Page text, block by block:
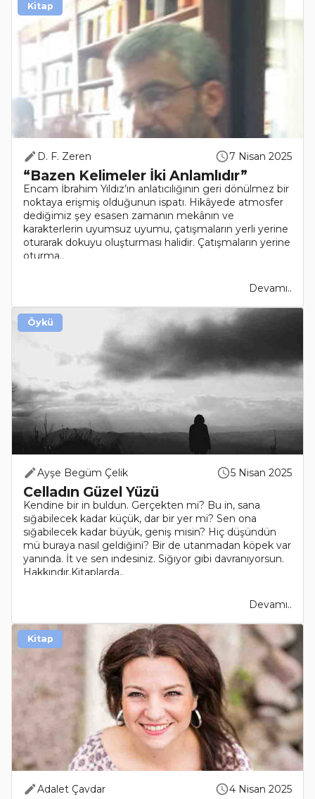
D. F. Zeren 7 Nisan 2025
“Bazen Kelimeler İki Anlamlıdır”
Encam İbrahim Yıldız’ın anlatıcılığının geri dönülmez bir
noktaya erişmiş olduğunun ispatı. Hikâyede atmosfer
dediğimiz şey esasen zamanın mekânın ve
karakterlerin uyumsuz uyumu, çatışmaların yerli yerine
oturarak dokuyu oluşturması halidir. Çatışmaların yerine
oturma..
Devamı..
Kitap
Ayşe Begüm Çelik 5 Nisan 2025
Celladın Güzel Yüzü
Kendine bir in buldun. Gerçekten mi? Bu in, sana
sığabilecek kadar küçük, dar bir yer mi? Sen ona
sığabilecek kadar büyük, geniş misin? Hiç düşündün
mü buraya nasıl geldiğini? Bir de utanmadan köpek var
yanında. İt ve sen indesiniz. Sığıyor gibi davranıyorsun.
Hakkındır.Kitaplarda..
Devamı..
Öykü
Adalet Çavdar 4 Nisan 2025
Kitap